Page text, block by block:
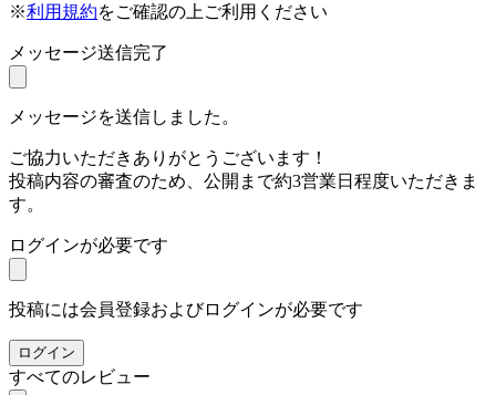
※利用規約をご確認の上ご利用ください
メッセージ送信完了
メッセージを送信しました。
ご協力いただきありがとうございます！
投稿内容の審査のため、公開まで約3営業日程度いただきま
す。
ログインが必要です
投稿には会員登録およびログインが必要です
ログイン
すべてのレビュー